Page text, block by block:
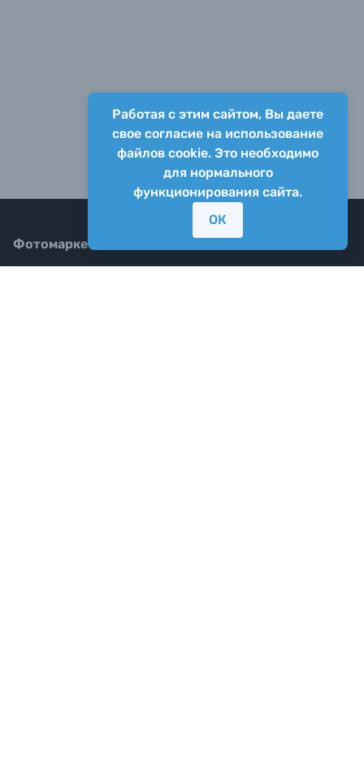
Работая с этим сайтом, Вы даете
свое согласие на использование
файлов cookie. Это необходимо
для нормального
функционирования сайта.
ОК
Фотомаркет